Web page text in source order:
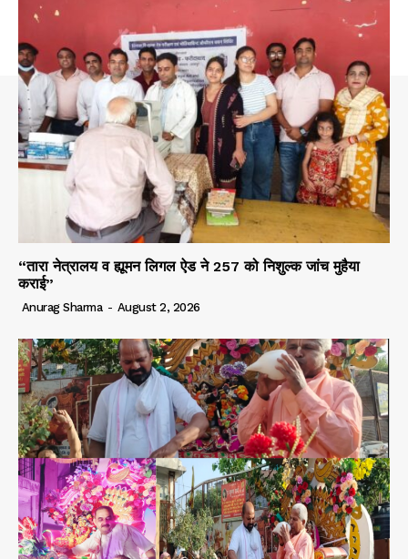
“तारा नेत्रालय व ह्यूमन लिगल ऐड ने 257 को निशुल्क जांच मुहैया
कराई”
Anurag Sharma - August 2, 2026